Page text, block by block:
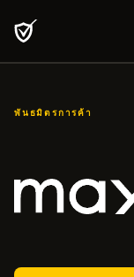
พันธมิตรการค้า